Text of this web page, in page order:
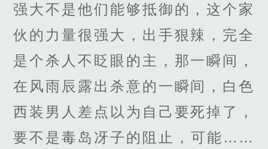
强大不是他们能够抵御的，这个家
伙的力量很强大，出手狠辣，完全
是个杀人不眨眼的主，那一瞬间，
在风雨辰露出杀意的一瞬间，白色
西装男人差点以为自己要死掉了，
要不是毒岛冴子的阻止，可能……